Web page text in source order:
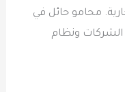
محامو حائل في
الشركات ونظام